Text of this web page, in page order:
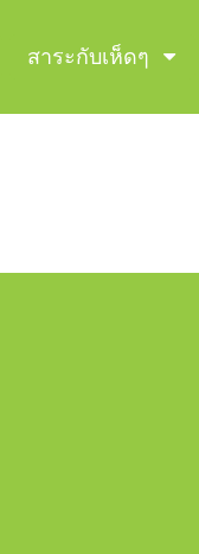
สาระกับเห็ดๆ